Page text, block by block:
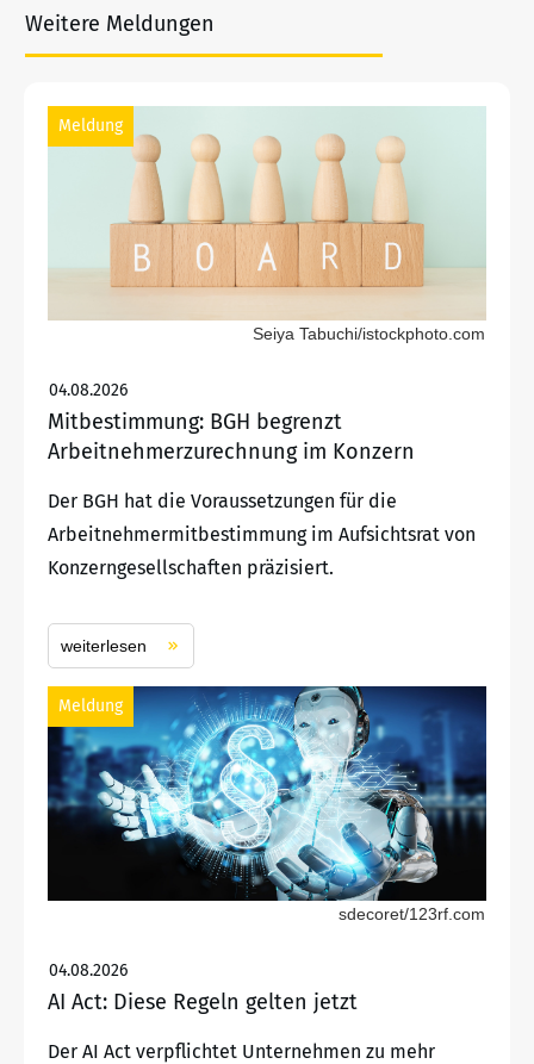
Weitere Meldungen
Meldung
Seiya Tabuchi/istockphoto.com
04.08.2026
Mitbestimmung: BGH begrenzt
Arbeitnehmerzurechnung im Konzern
Der BGH hat die Voraussetzungen für die
Arbeitnehmermitbestimmung im Aufsichtsrat von
Konzerngesellschaften präzisiert.
weiterlesen
Meldung
sdecoret/123rf.com
04.08.2026
AI Act: Diese Regeln gelten jetzt
Der AI Act verpflichtet Unternehmen zu mehr